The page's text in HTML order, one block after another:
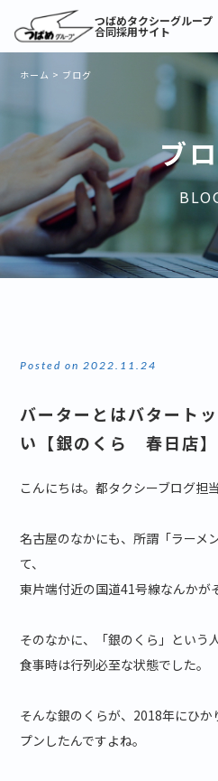
つばめタクシーグループ
合同採用サイト
ホーム > ブログ
ブ
Posted on 2022.11.24
バーターとはバタート
い【銀のくら 春日店】
こんにちは。都タクシーブログ担
名古屋のなかにも、所謂「ラーメ
て、
東片端付近の国道41号線なんかが
そのなかに、「銀のくら」という
食事時は行列必至な状態でした。
そんな銀のくらが、2018年にひ
プンしたんですよね。